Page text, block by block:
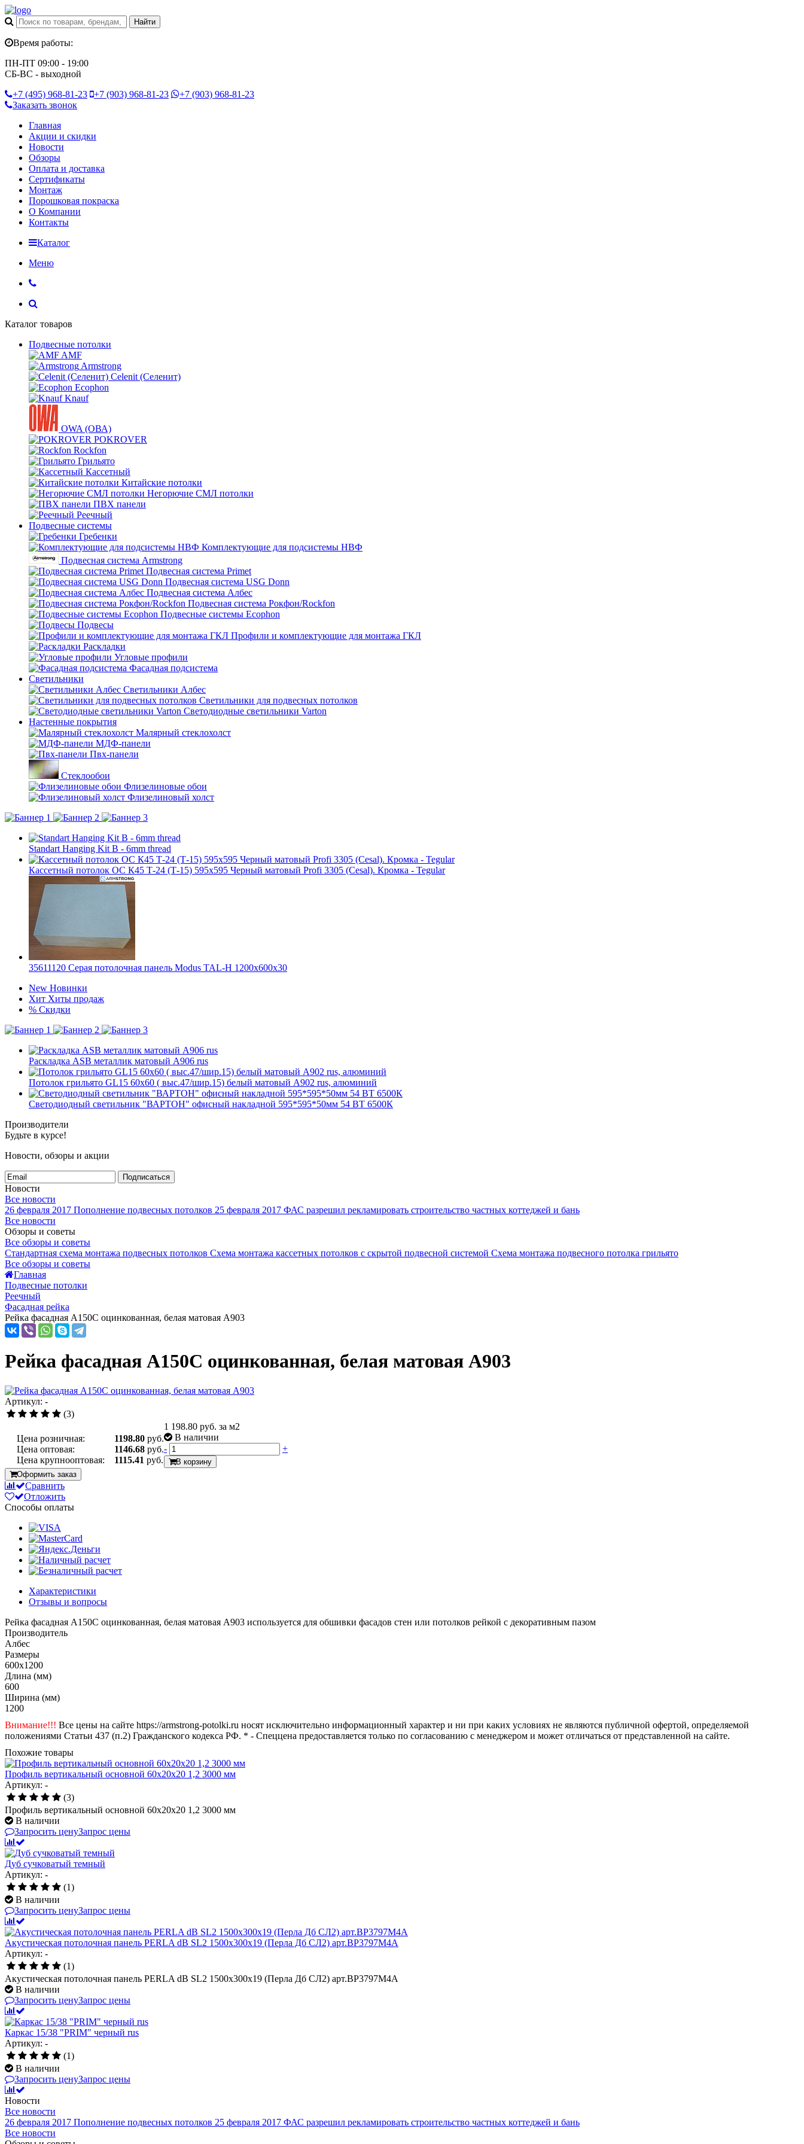
Время работы:
ПН-ПТ 09:00 - 19:00
СБ-ВС - выходной
+7 (495) 968-81-23 +7 (903) 968-81-23 +7 (903) 968-81-23
Заказать звонок
Главная
Акции и скидки
Новости
Обзоры
Оплата и доставка
Сертификаты
Монтаж
Порошковая покраска
О Компании
Контакты
Каталог
Меню
Каталог товаров
Подвесные потолки
AMF
Armstrong
Celenit (Селенит)
Ecophon
Knauf
OWA (ОВА)
POKROVER
Rockfon
Грильято
Кассетный
Китайские потолки
Негорючие СМЛ потолки
ПВХ панели
Реечный
Подвесные системы
Гребенки
Комплектующие для подсистемы НВФ
Подвесная система Armstrong
Подвесная система Primet
Подвесная система USG Donn
Подвесная система Албес
Подвесная система Рокфон/Rockfon
Подвесные системы Ecophon
Подвесы
Профили и комплектующие для монтажа ГКЛ
Раскладки
Угловые профили
Фасадная подсистема
Светильники
Светильники Албес
Светильники для подвесных потолков
Светодиодные светильники Varton
Настенные покрытия
Малярный стеклохолст
МДФ-панели
Пвх-панели
Стеклообои
Флизелиновые обои
Флизелиновый холст
Standart Hanging Kit B - 6mm thread
Кассетный потолок ОС К45 Т-24 (Т-15) 595х595 Черный матовый Profi 3305 (Cesal). Кромка - Tegular
35611120 Серая потолочная панель Modus TAL-H 1200x600х30
New Новинки
Хит Хиты продаж
% Скидки
Раскладка ASB металлик матовый А906 rus
Потолок грильято GL15 60х60 ( выс.47/шир.15) белый матовый А902 rus, алюминий
Светодиодный светильник "ВАРТОН" офисный накладной 595*595*50мм 54 ВТ 6500К
Производители
Будьте в курсе!
Новости, обзоры и акции
Подписаться
Новости
Все новости
26 февраля 2017 Пополнение подвесных потолков 25 февраля 2017 ФАС разрешил рекламировать строительство частных коттеджей и бань
Все новости
Обзоры и советы
Все обзоры и советы
Стандартная схема монтажа подвесных потолков Схема монтажа кассетных потолков с скрытой подвесной системой Схема монтажа подвесного потолка грильято
Все обзоры и советы
Главная
Подвесные потолки
Реечный
Фасадная рейка
Рейка фасадная А150С оцинкованная, белая матовая А903
Рейка фасадная А150С оцинкованная, белая матовая А903
Артикул: -
(3)
Цена розничная: 1198.80 руб.
Цена оптовая:
1146.68 руб.
Цена крупнооптовая:
1115.41 руб.
1 198.80 руб. за м2
В наличии
-
+
В корзину
Оформить заказ
Сравнить
Отложить
Способы оплаты
Характеристики
Отзывы и вопросы
Рейка фасадная А150С оцинкованная, белая матовая А903 используется для обшивки фасадов стен или потолков рейкой с декоративным пазом
Производитель
Албес
Размеры
600x1200
Длина (мм)
600
Ширина (мм)
1200
Внимание!!! Все цены на сайте https://armstrong-potolki.ru носят исключительно информационный характер и ни при каких условиях не являются публичной офертой, определяемой
положениями Статьи 437 (п.2) Гражданского кодекса РФ. * - Спеццена предоставляется только по согласованию с менеджером и может отличаться от представленной на сайте.
Похожие товары
Профиль вертикальный основной 60х20х20 1,2 3000 мм
Артикул: -
(3)
Профиль вертикальный основной 60х20х20 1,2 3000 мм
В наличии
Запросить ценуЗапрос цены
Дуб сучковатый темный
Артикул: -
(1)
В наличии
Запросить ценуЗапрос цены
Акустическая потолочная панель PERLA dB SL2 1500x300x19 (Перла Дб СЛ2) арт.BP3797M4A
Артикул: -
(1)
Акустическая потолочная панель PERLA dB SL2 1500x300x19 (Перла Дб СЛ2) арт.BP3797M4A
В наличии
Запросить ценуЗапрос цены
Каркас 15/38 "PRIM" черный rus
Артикул: -
(1)
В наличии
Запросить ценуЗапрос цены
Новости
Все новости
26 февраля 2017 Пополнение подвесных потолков 25 февраля 2017 ФАС разрешил рекламировать строительство частных коттеджей и бань
Все новости